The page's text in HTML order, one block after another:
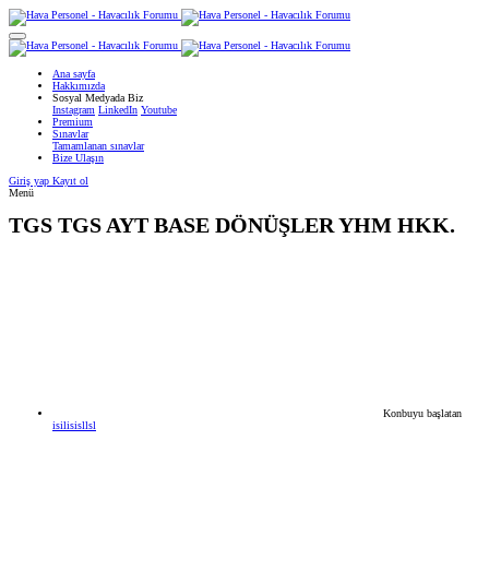
Ana sayfa
Hakkımızda
Sosyal Medyada Biz
Instagram LinkedIn Youtube
Premium
Sınavlar
Tamamlanan sınavlar
Bize Ulaşın
Giriş yap Kayıt ol
Menü
TGS TGS AYT BASE DÖNÜŞLER YHM HKK.
Konbuyu başlatan
isilisisllsl